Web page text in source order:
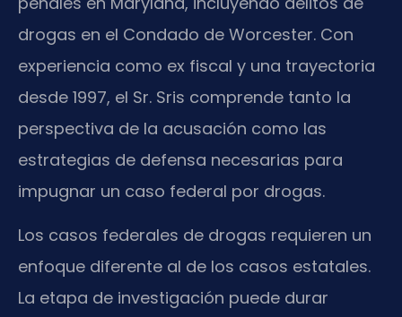
drogas en el Condado de Worcester. Con
experiencia como ex fiscal y una trayectoria
desde 1997, el Sr. Sris comprende tanto la
perspectiva de la acusación como las
estrategias de defensa necesarias para
impugnar un caso federal por drogas.
Los casos federales de drogas requieren un
enfoque diferente al de los casos estatales.
La etapa de investigación puede durar